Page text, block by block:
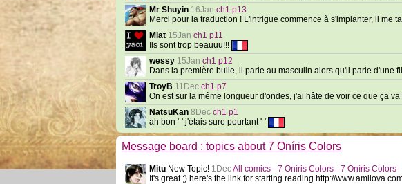
Mr Shuyin 16Jan ch1 p13
Merci pour la traduction ! L'intrigue commence à s'implanter, il me
Miat 15Jan ch1 p11
Ils sont trop beauuu!!!
wessy 15Jan ch1 p12
Dans la première bulle, il parle au masculin alors qu'il parle d'une
TroyB 11Dec ch1 p7
On est sur la même longueur d'ondes, j'ai hâte de voir ce que ça
NatsuKan 8Dec ch1 p1
ah bon '-' j'étais sure pourtant '-'
Message board : topics about 7 Oníris Colors
Mitu New Topic! 1DecAll comics - 7 Oníris Colors - 7 Oníris Colors
It's great ;) here's the link for starting reading http://